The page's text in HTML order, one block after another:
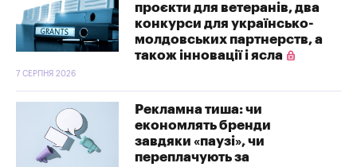
проєкти для ветеранів, два
конкурси для українсько-
молдовських партнерств, а
також інновації і ясла
7 СЕРПНЯ 2026
Рекламна тиша: чи
економлять бренди
завдяки «паузі», чи
переплачують за